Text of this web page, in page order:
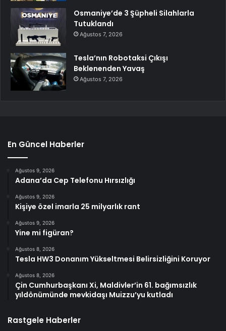
Osmaniye’de 3 Şüpheli Silahlarla
Tutuklandı
Ağustos 7, 2026
Tesla’nın Robotaksi Çıkışı
Beklenenden Yavaş
Ağustos 7, 2026
En Güncel Haberler
Ağustos 9, 2026
Adana’da Cep Telefonu Hırsızlığı
Ağustos 9, 2026
Kişiye özel imarla 25 milyarlık rant
Ağustos 9, 2026
Yine mi figüran?
Ağustos 8, 2026
Tesla HW3 Donanım Yükseltmesi Belirsizliğini Koruyor
Ağustos 8, 2026
Çin Cumhurbaşkanı Xi, Maldivler’in 61. bağımsızlık
yıldönümünde mevkidaşı Muizzu’yu kutladı
Rastgele Haberler